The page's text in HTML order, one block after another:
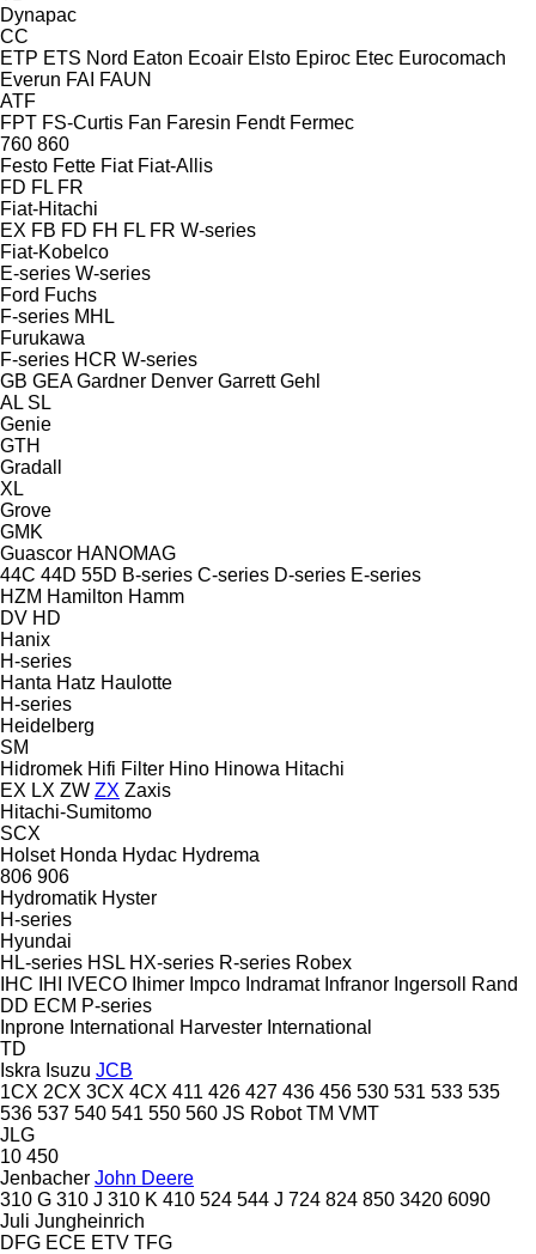
Dynapac
CC
ETP ETS Nord Eaton Ecoair Elsto Epiroc Etec Eurocomach
Everun FAI FAUN
ATF
FPT FS-Curtis Fan Faresin Fendt Fermec
760 860
Festo Fette Fiat Fiat-Allis
FD FL FR
Fiat-Hitachi
EX FB FD FH FL FR W-series
Fiat-Kobelco
E-series W-series
Ford Fuchs
F-series MHL
Furukawa
F-series HCR W-series
GB GEA Gardner Denver Garrett Gehl
AL SL
Genie
GTH
Gradall
XL
Grove
GMK
Guascor HANOMAG
44C 44D 55D B-series C-series D-series E-series
HZM Hamilton Hamm
DV HD
Hanix
H-series
Hanta Hatz Haulotte
H-series
Heidelberg
SM
Hidromek Hifi Filter Hino Hinowa Hitachi
EX LX ZW ZX Zaxis
Hitachi-Sumitomo
SCX
Holset Honda Hydac Hydrema
806 906
Hydromatik Hyster
H-series
Hyundai
HL-series HSL HX-series R-series Robex
IHC
IHI IVECO Ihimer Impco Indramat Infranor Ingersoll Rand
DD ECM P-series
Inprone International Harvester International
TD
Iskra Isuzu JCB
1CX 2CX 3CX 4CX 411 426 427 436 456 530 531 533 535
536 537 540 541 550 560 JS Robot TM VMT
JLG
10 450
Jenbacher John Deere
310 G 310 J 310 K 410 524 544 J 724 824 850 3420 6090
Juli Jungheinrich
DFG ECE ETV TFG